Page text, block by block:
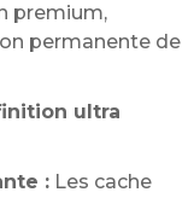
premium,
permanente de
ultra
: Les cache